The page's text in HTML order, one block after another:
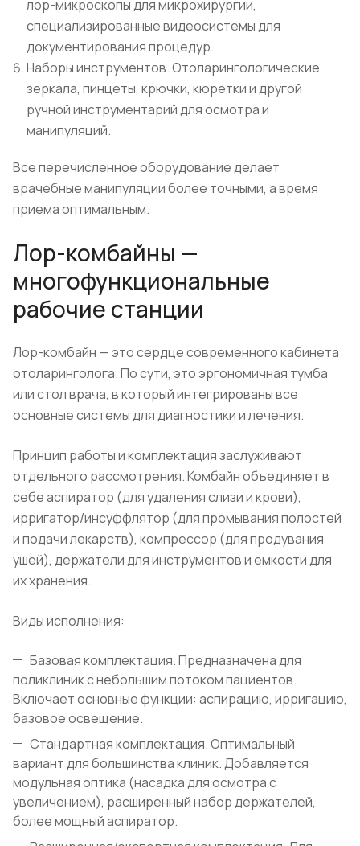
лор-микроскопы для микрохирургии,
специализированные видеосистемы для
документирования процедур.
Наборы инструментов. Отоларингологические
зеркала, пинцеты, крючки, кюретки и другой
ручной инструментарий для осмотра и
манипуляций.
Все перечисленное оборудование делает
врачебные манипуляции более точными, а время
приема оптимальным.
Лор-комбайны —
многофункциональные
рабочие станции
Лор-комбайн — это сердце современного кабинета
отоларинголога. По сути, это эргономичная тумба
или стол врача, в который интегрированы все
основные системы для диагностики и лечения.
Принцип работы и комплектация заслуживают
отдельного рассмотрения. Комбайн объединяет в
себе аспиратор (для удаления слизи и крови),
ирригатор/инсуффлятор (для промывания полостей
и подачи лекарств), компрессор (для продувания
ушей), держатели для инструментов и емкости для
их хранения.
Виды исполнения:
Базовая комплектация. Предназначена для
поликлиник с небольшим потоком пациентов.
Включает основные функции: аспирацию, ирригацию,
базовое освещение.
Стандартная комплектация. Оптимальный
вариант для большинства клиник. Добавляется
модульная оптика (насадка для осмотра с
увеличением), расширенный набор держателей,
более мощный аспиратор.